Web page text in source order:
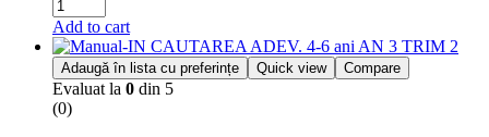
Add to cart
Adaugă în lista cu preferințe Quick view Compare
Evaluat la 0 din 5
(0)